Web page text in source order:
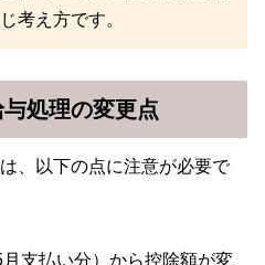
考え方です。
処理の変更点
、以下の点に注意が必要で
支払い分）から控除額が変